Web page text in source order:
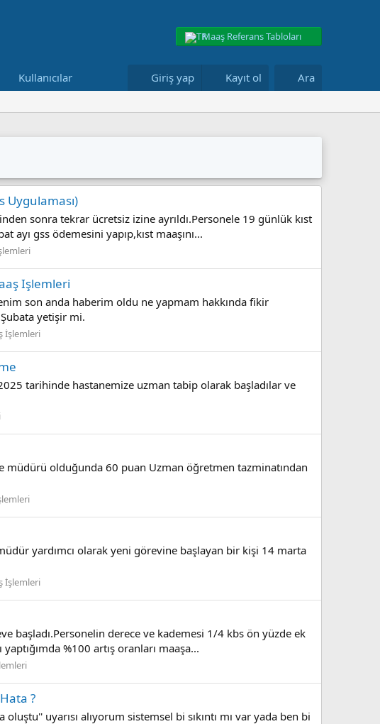
Maaş Referans Tabloları
Kullanıcılar Giriş yap Kayıt ol Ara
Uygulaması)
sonra tekrar ücretsiz izine ayrıldı.Personele 19 günlük kıst
ayı gss ödemesini yapıp,kıst maaşını...
Işlemleri
son anda haberim oldu ne yapmam hakkında fikir
yetişir mi.
İşlemleri
tarihinde hastanemize uzman tabip olarak başladılar ve
müdürü olduğunda 60 puan Uzman öğretmen tazminatından
yardımcı olarak yeni görevine başlayan bir kişi 14 marta
İşlemleri
başladı.Personelin derece ve kademesi 1/4 kbs ön yüzde ek
%100 artış oranları maaşa...
?
uyarısı alıyorum sistemsel bi sıkıntı mı var yada ben bi